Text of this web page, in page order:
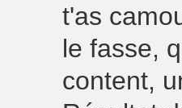
t'as
le fasse,
content,